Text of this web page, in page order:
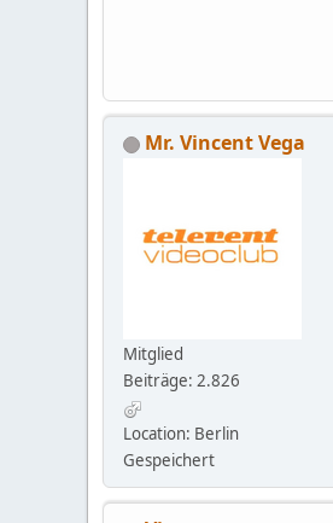
Mr. Vincent Vega
Mitglied
Beiträge: 2.826
Location: Berlin
Gespeichert